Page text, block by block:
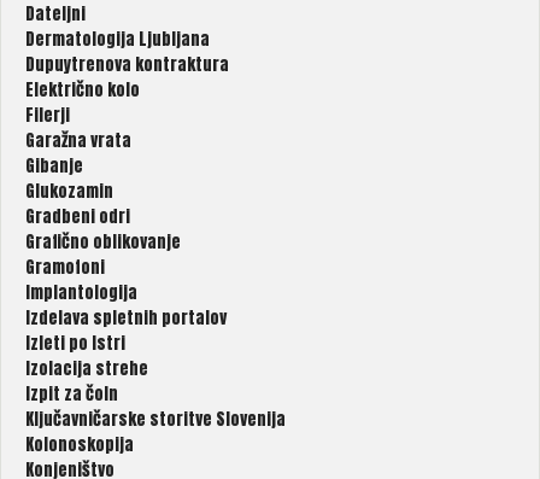
Dateljni
Dermatologija Ljubljana
Dupuytrenova kontraktura
Električno kolo
Filerji
Garažna vrata
Gibanje
Glukozamin
Gradbeni odri
Grafično oblikovanje
Gramofoni
Implantologija
Izdelava spletnih portalov
Izleti po Istri
Izolacija strehe
Izpit za čoln
Ključavničarske storitve Slovenija
Kolonoskopija
Konjeništvo